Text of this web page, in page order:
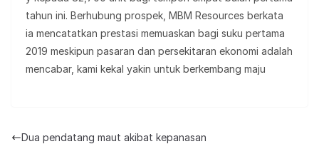
tahun ini. Berhubung prospek, MBM Resources berkata
ia mencatatkan prestasi memuaskan bagi suku pertama
2019 meskipun pasaran dan persekitaran ekonomi adalah
mencabar, kami kekal yakin untuk berkembang maju
Dua pendatang maut akibat kepanasan